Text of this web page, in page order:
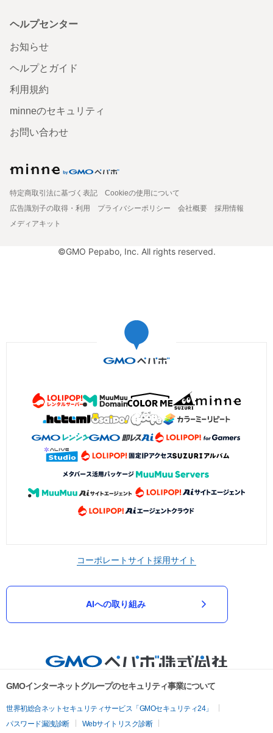
ヘルプセンター
お知らせ
ヘルプとガイド
利用規約
minneのセキュリティ
お問い合わせ
特定商取引法に基づく表記
Cookieの使用について
広告識別子の取得・利用
プライバシーポリシー 会社概要
採用情報
メディアキット
©GMO Pepabo, Inc. All rights reserved.
コーポレートサイト採用サイト
AIへの取り組み
GMOインターネットグループのセキュリティ事業について
世界初総合ネットセキュリティサービス「GMOセキュリティ24」
パスワード漏洩診断
Webサイトリスク診断